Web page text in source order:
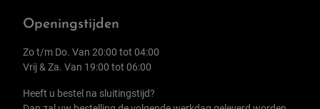
Openingstijden
Zo t/m Do. Van 20:00 tot 04:00
Vrij & Za. Van 19:00 tot 06:00
Heeft u bestel na sluitingstijd?